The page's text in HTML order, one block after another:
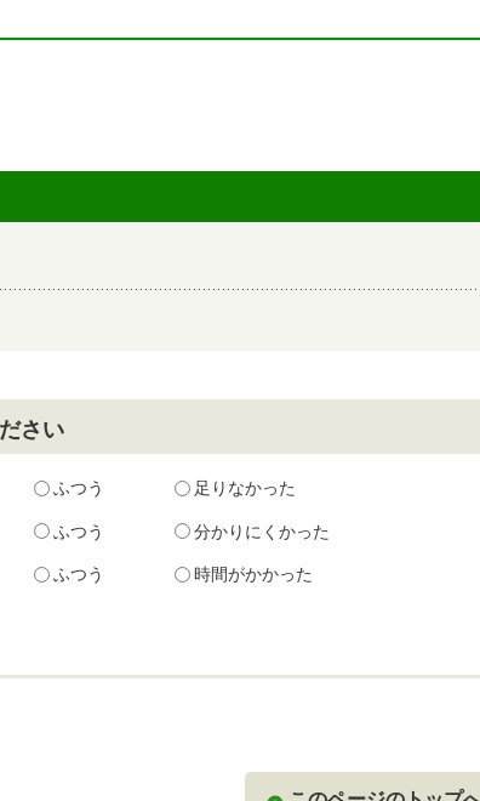
さい
ふつう 足りなかった
ふつう 分かりにくかった
ふつう 時間がかかった